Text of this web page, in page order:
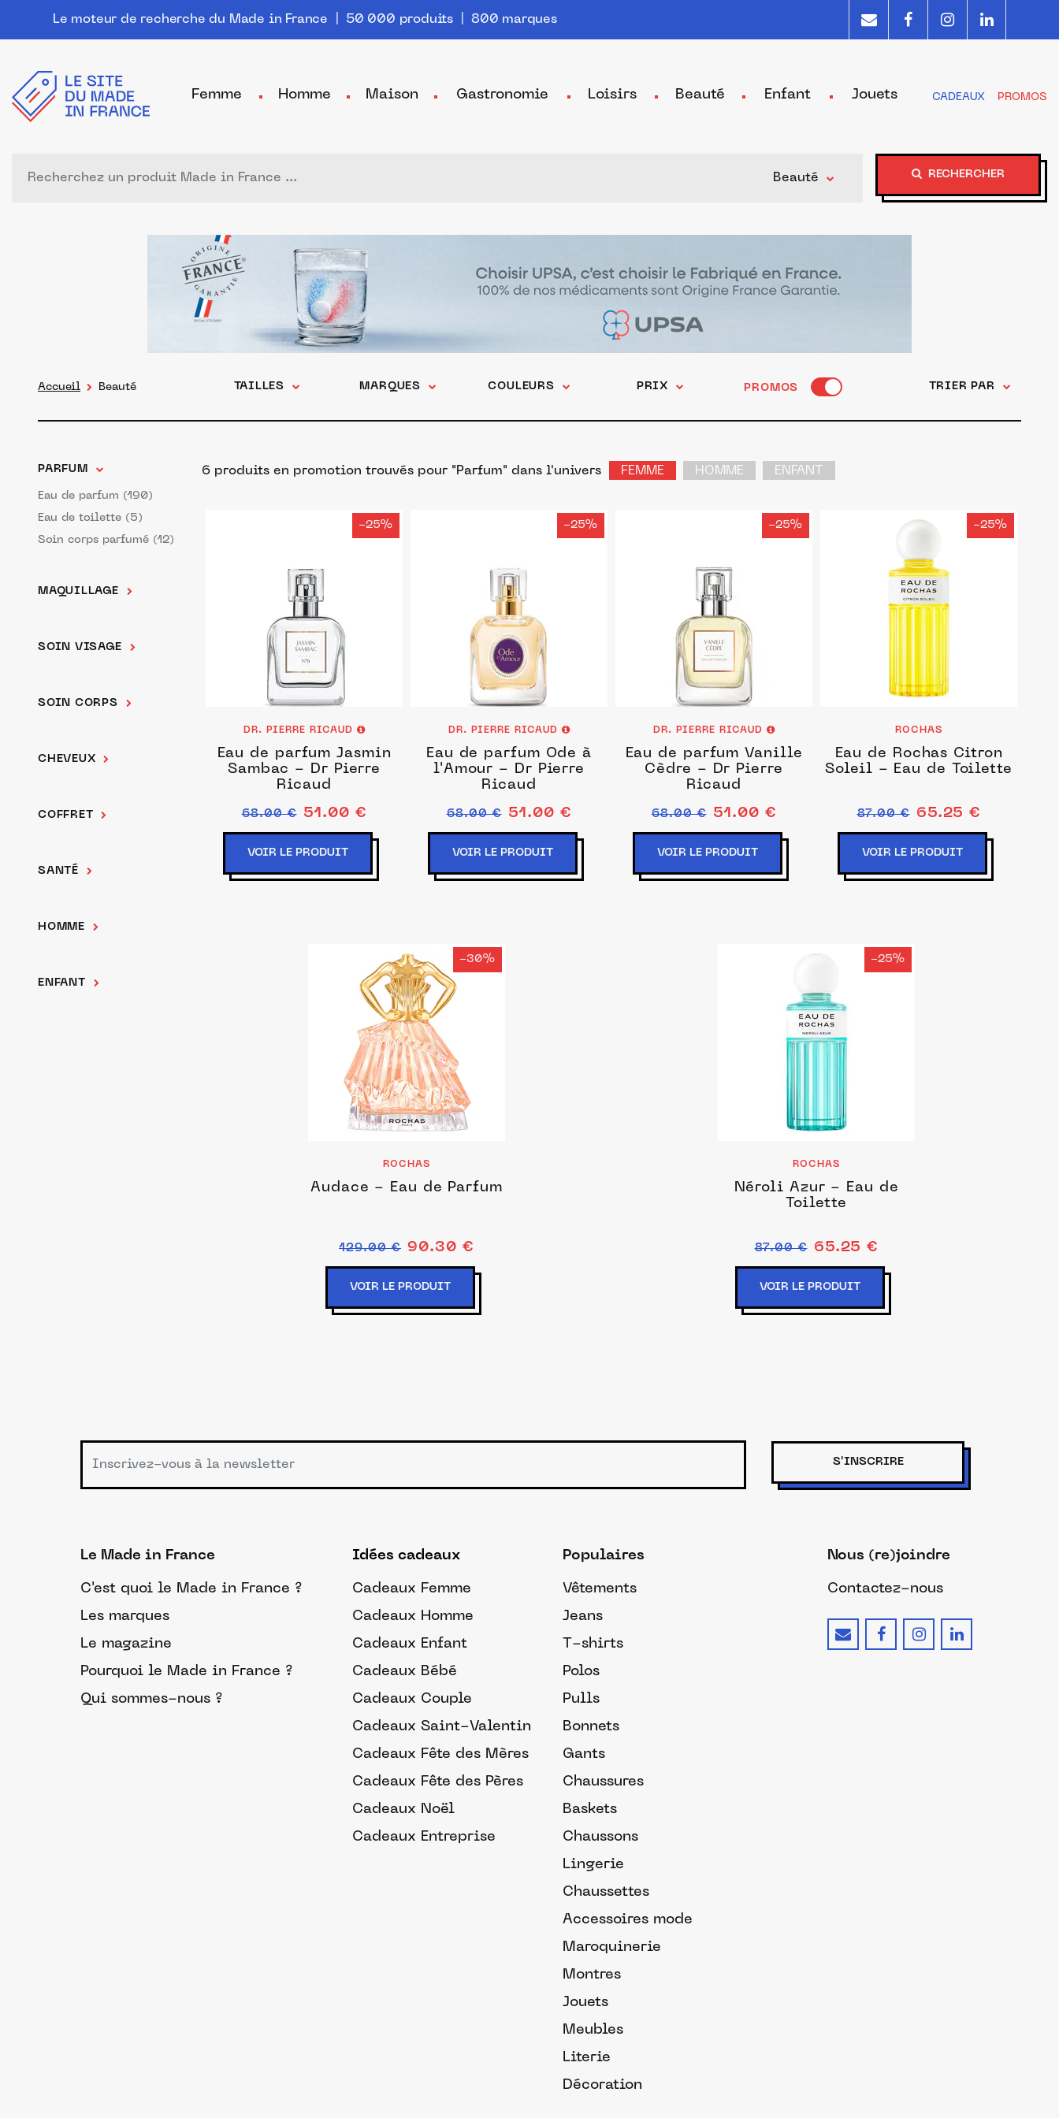
Le moteur de recherche du Made in France | 50 000 produits | 800 marques
Femme Homme Maison Gastronomie Loisirs Beauté Enfant Jouets CADEAUX PROMOS
Beauté RECHERCHER
Accueil Beauté TAILLES MARQUES COULEURS PRIX PROMOS TRIER PAR
MAQUILLAGE
SOIN VISAGE
SOIN CORPS
PARFUM
Eau de parfum (190)
Eau de toilette (5)
Soin corps parfumé (12)
CHEVEUX
COFFRET
SANTÉ
HOMME
ENFANT
6 produits en promotion trouvés pour "Parfum" dans l'univers FEMME HOMME ENFANT
-25%
DR. PIERRE RICAUD
Eau de parfum Jasmin
Sambac - Dr Pierre
Ricaud
68.00 € 51.00 €
VOIR LE PRODUIT
-25%
DR. PIERRE RICAUD
Eau de parfum Ode à
l'Amour - Dr Pierre
Ricaud
68.00 € 51.00 €
VOIR LE PRODUIT
-25%
DR. PIERRE RICAUD
Eau de parfum Vanille
Cèdre - Dr Pierre
Ricaud
68.00 € 51.00 €
VOIR LE PRODUIT
-25%
ROCHAS
Eau de Rochas Citron
Soleil - Eau de Toilette
87.00 € 65.25 €
VOIR LE PRODUIT
-30%
ROCHAS
Audace - Eau de Parfum
129.00 € 90.30 €
VOIR LE PRODUIT
-25%
ROCHAS
Néroli Azur - Eau de
Toilette
87.00 € 65.25 €
VOIR LE PRODUIT
S'INSCRIRE
Le Made in France
C'est quoi le Made in France ?
Les marques
Le magazine
Pourquoi le Made in France ?
Qui sommes-nous ?
Idées cadeaux
Cadeaux Femme
Cadeaux Homme
Cadeaux Enfant
Cadeaux Bébé
Cadeaux Couple
Cadeaux Saint-Valentin
Cadeaux Fête des Mères
Cadeaux Fête des Pères
Cadeaux Noël
Cadeaux Entreprise
Populaires
Vêtements
Jeans
T-shirts
Polos
Pulls
Bonnets
Gants
Chaussures
Baskets
Chaussons
Lingerie
Chaussettes
Accessoires mode
Maroquinerie
Montres
Jouets
Meubles
Literie
Décoration
Nous (re)joindre
Contactez-nous